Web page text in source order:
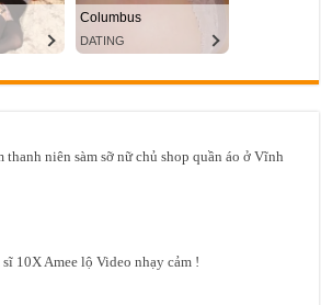
thanh niên sàm sỡ nữ chủ shop quần áo ở Vĩnh
10X Amee lộ Video nhạy cảm !